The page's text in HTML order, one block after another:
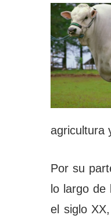
agricultura
Por su
lo largo de
el siglo